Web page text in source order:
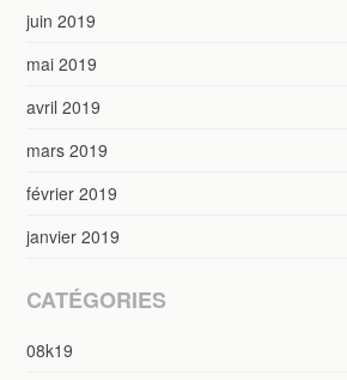
juin 2019
mai 2019
avril 2019
mars 2019
février 2019
janvier 2019
CATÉGORIES
08k19